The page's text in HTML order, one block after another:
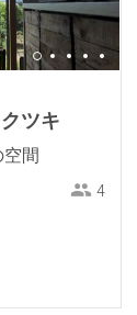
ツキ
間
4